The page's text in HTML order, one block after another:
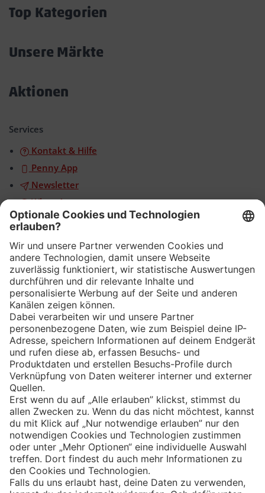
Top Kategorien
Unsere Märkte
Aktionen
Services
Kontakt & Hilfe
Penny App
Newsletter
WhatsApp
App
Eishockey